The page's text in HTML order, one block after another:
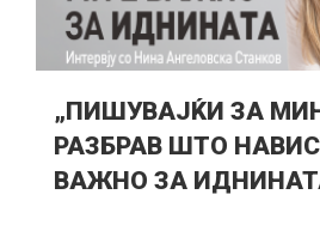
„ПИШУВАЈЌИ ЗА
РАЗБРАВ ШТО
ВАЖНО ЗА